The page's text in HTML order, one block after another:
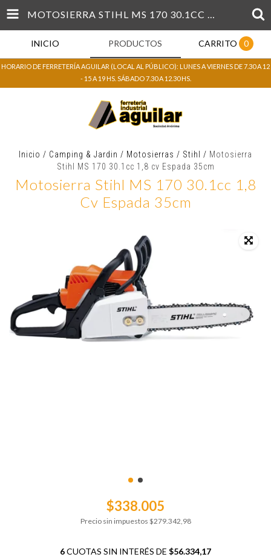
MOTOSIERRA STIHL MS 170 30.1CC 1,8 CV ESPADA 35CM
INICIO PRODUCTOS CARRITO 0
HORARIO DE FERRETERÍA AGUILAR (LOCAL AL PÚBLICO): LUNES A VIERNES DE 7.30 A 12
- 15 A 19 HS. SÁBADO 7.30 A 12.30 HS.
Inicio / Camping & Jardin / Motosierras / Stihl / Motosierra
Stihl MS 170 30.1cc 1,8 cv Espada 35cm
Motosierra Stihl MS 170 30.1cc 1,8
Cv Espada 35cm
$338.005
Precio sin impuestos $279.342,98
6CUOTAS SIN INTERÉS DE $56.334,17